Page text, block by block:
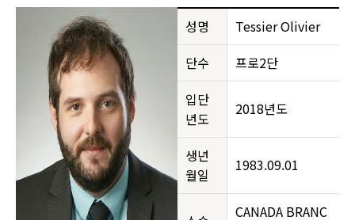
성명
Tessier Olivier
단수
프로2단
입단
년도
2018년도
생년
월일
1983.09.01
CANADA BRANC